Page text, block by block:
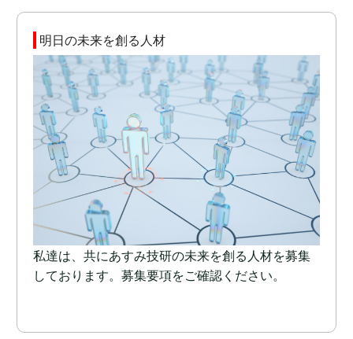
明日の未来を創る人材
私達は、共にあすみ技研の未来を創る人材を募集
しております。募集要項をご確認ください。